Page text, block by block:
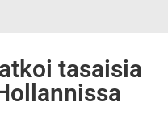
tasaisia